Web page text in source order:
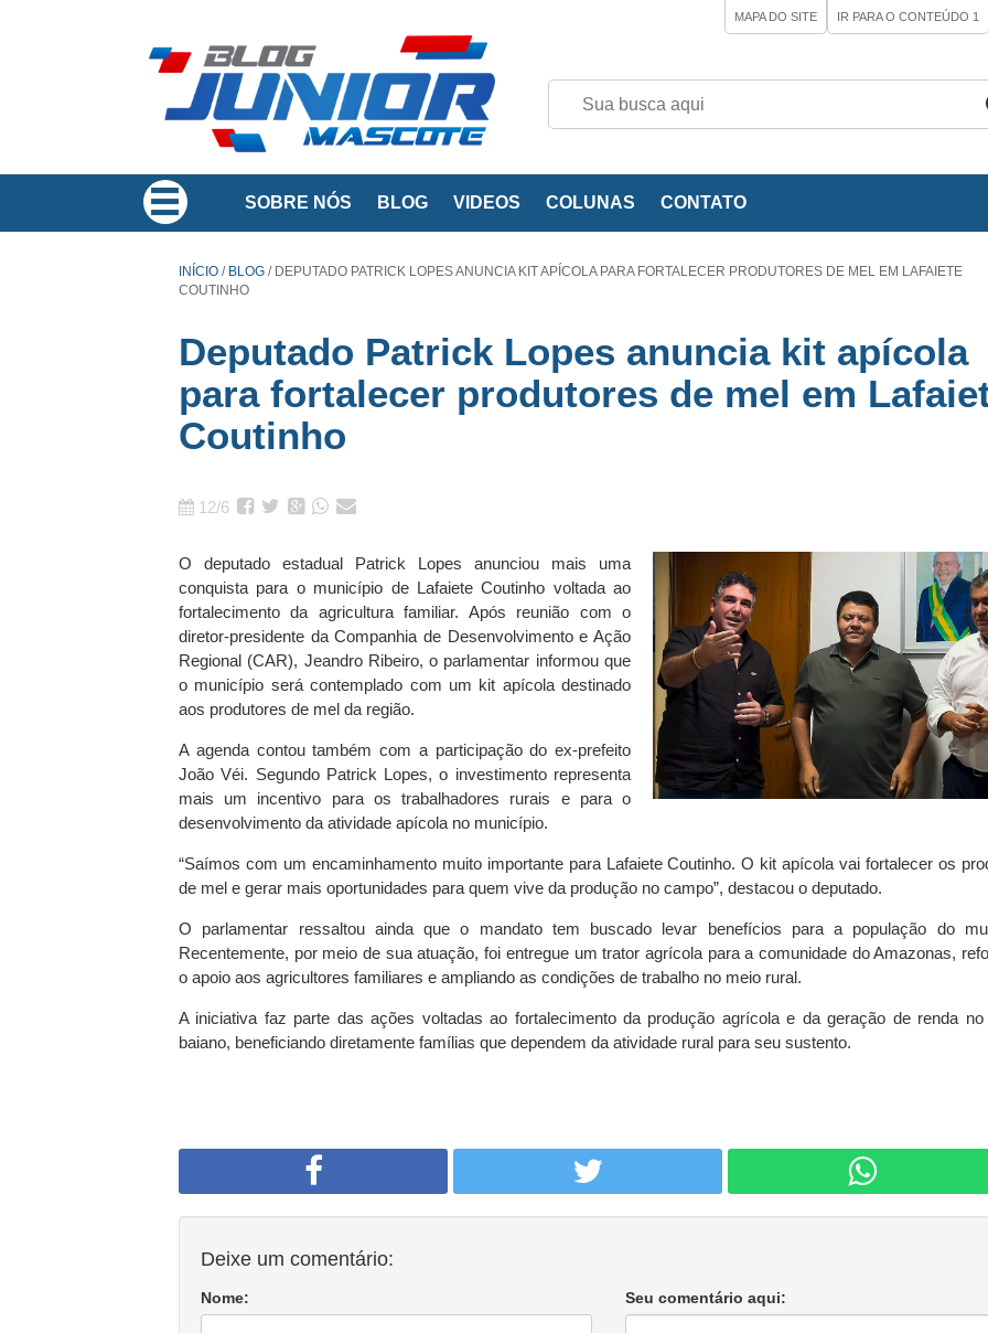
MAPA DO SITE IR PARA O CONTEÚDO 1
SOBRE NÓS BLOG VIDEOS COLUNAS CONTATO
INÍCIO / BLOG /DEPUTADO PATRICK LOPES ANUNCIA KIT APÍCOLA PARA FORTALECER PRODUTORES DE MEL EM LAFAIETE
COUTINHO
Deputado Patrick Lopes anuncia kit apícola
para fortalecer produtores de mel em
Coutinho
12/6
O deputado estadual Patrick Lopes anunciou mais uma
conquista para o município de Lafaiete Coutinho voltada ao
fortalecimento da agricultura familiar. Após reunião com o
diretor-presidente da Companhia de Desenvolvimento e Ação
Regional (CAR), Jeandro Ribeiro, o parlamentar informou que
o município será contemplado com um kit apícola destinado
aos produtores de mel da região.
A agenda contou também com a participação do ex-prefeito
João Véi. Segundo Patrick Lopes, o investimento representa
mais um incentivo para os trabalhadores rurais e para o
desenvolvimento da atividade apícola no município.
“Saímos com um encaminhamento muito importante para Lafaiete Coutinho. O kit apícola vai fortalecer os
de mel e gerar mais oportunidades para quem vive da produção no campo”, destacou o deputado.
O parlamentar ressaltou ainda que o mandato tem buscado levar benefícios para a população do
Recentemente, por meio de sua atuação, foi entregue um trator agrícola para a comunidade do Amazonas,
o apoio aos agricultores familiares e ampliando as condições de trabalho no meio rural.
A iniciativa faz parte das ações voltadas ao fortalecimento da produção agrícola e da geração de renda no
baiano, beneficiando diretamente famílias que dependem da atividade rural para seu sustento.
Deixe um comentário:
Nome: Seu comentário aqui: